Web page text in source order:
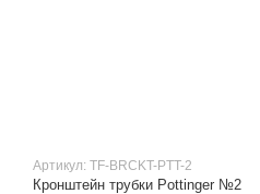
Артикул: TF-BRCKT-PTT-2
Кронштейн трубки Pottinger №2